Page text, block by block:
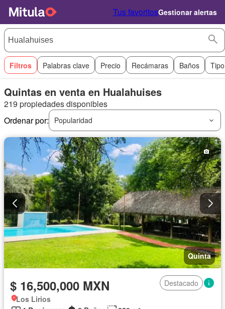
Tus favoritosGestionar alertas
Filtros Palabras clave Precio Recámaras Baños
Quintas en venta en Hualahuises
219 propiedades disponibles
Ordenar por:
Popularidad
Quinta
$ 16,500,000 MXN
Destacado
Los Lirios